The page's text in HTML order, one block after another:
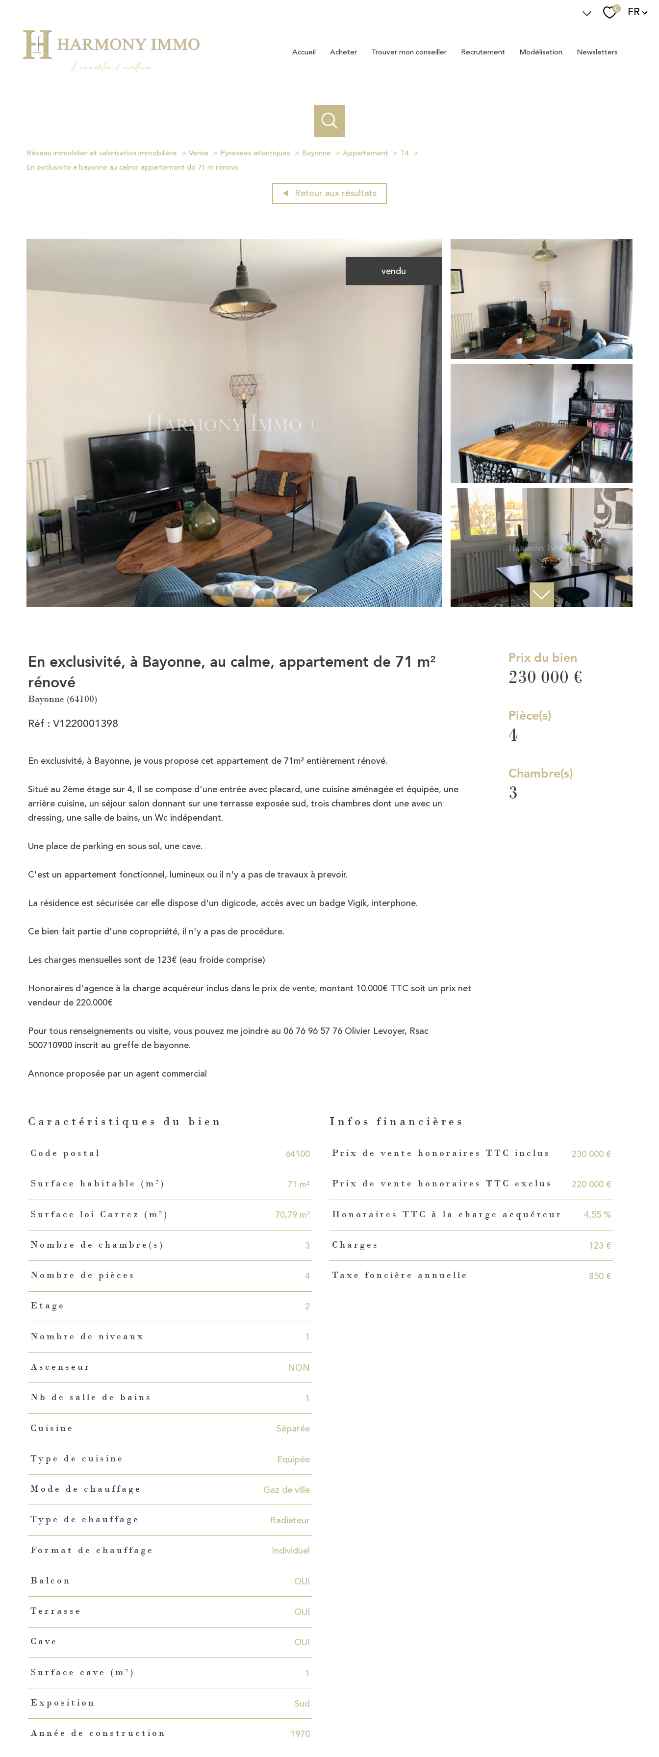
0 Langue
FR
accueil acheter trouver mon conseiller recrutement modélisation newsletters
Réseau immobilier et valorisation immobilière Vente Pyrenees atlantiques Bayonne Appartement
T4
En exclusivite a bayonne au calme appartement de 71 m renove
Retour aux résultats
vendu
En exclusivité, à Bayonne, au calme, appartement de 71 m²
rénové
Bayonne (64100)
Réf : V1220001398
En exclusivité, à Bayonne, je vous propose cet appartement de 71m² entièrement rénové.
Situé au 2ème étage sur 4, Il se compose d'une entrée avec placard, une cuisine aménagée et équipée, une
arrière cuisine, un séjour salon donnant sur une terrasse exposée sud, trois chambres dont une avec un
dressing, une salle de bains, un Wc indépendant.
Une place de parking en sous sol, une cave.
C'est un appartement fonctionnel, lumineux ou il n'y a pas de travaux à prevoir.
La résidence est sécurisée car elle dispose d'un digicode, accès avec un badge Vigik, interphone.
Ce bien fait partie d'une copropriété, il n'y a pas de procédure.
Les charges mensuelles sont de 123€ (eau froide comprise)
Honoraires d'agence à la charge acquéreur inclus dans le prix de vente, montant 10.000€ TTC soit un prix net
vendeur de 220.000€
Pour tous renseignements ou visite, vous pouvez me joindre au 06 76 96 57 76 Olivier Levoyer, Rsac
500710900 inscrit au greffe de bayonne.
Annonce proposée par un agent commercial
Prix du bien
230 000 €
Pièce(s)
4
Chambre(s)
3
Caractéristiques du bien
Caractéristiques
Code postal 64100
Surface habitable (m²) 71 m²
Surface loi Carrez (m²) 70,79 m²
Nombre de chambre(s) 3
Nombre de pièces 4
Etage 2
Nombre de niveaux 1
Ascenseur NON
Nb de salle de bains 1
Cuisine Séparée
Type de cuisine Equipée
Mode de chauffage Gaz de ville
Type de chauffage Radiateur
Format de chauffage Individuel
Balcon OUI
Terrasse OUI
Cave OUI
Surface cave (m²) 1
Exposition Sud
Année de construction 1970
Infos financières
Caractéristiques Valeurs
Prix de vente honoraires TTC inclus 230 000 €
Prix de vente honoraires TTC exclus 220 000 €
Honoraires TTC à la charge acquéreur 4,55 %
Charges 123 €
Taxe foncière annuelle 850 €